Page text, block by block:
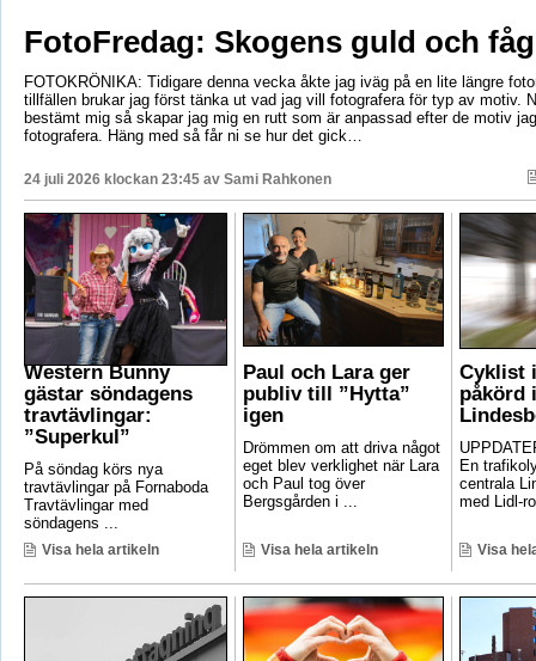
FotoFredag: Skogens guld och
FOTOKRÖNIKA: Tidigare denna vecka åkte jag iväg på en lite längre
tillfällen brukar jag först tänka ut vad jag vill fotografera för typ av motiv.
bestämt mig så skapar jag mig en rutt som är anpassad efter de motiv
fotografera. Häng med så får ni se hur det gick…
24 juli 2026 klockan 23:45 av Sami Rahkonen
Western Bunny
gästar söndagens
travtävlingar:
”Superkul”
På söndag körs nya
travtävlingar på Fornaboda
Travtävlingar med
söndagens ...
Visa hela artikeln
Paul och Lara ger
publiv till ”Hytta”
igen
Drömmen om att driva något
eget blev verklighet när Lara
och Paul tog över
Bergsgården i ...
Visa hela artikeln
Cyklist
påkörd
En
centrala
med Lidl-
Visa